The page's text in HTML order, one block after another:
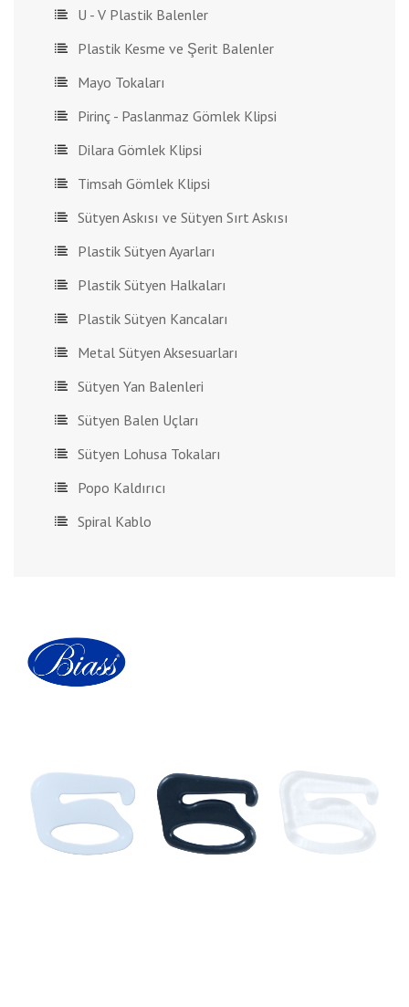
U - V Plastik Balenler
Plastik Kesme ve Şerit Balenler
Mayo Tokaları
Pirinç - Paslanmaz Gömlek Klipsi
Dilara Gömlek Klipsi
Timsah Gömlek Klipsi
Sütyen Askısı ve Sütyen Sırt Askısı
Plastik Sütyen Ayarları
Plastik Sütyen Halkaları
Plastik Sütyen Kancaları
Metal Sütyen Aksesuarları
Sütyen Yan Balenleri
Sütyen Balen Uçları
Sütyen Lohusa Tokaları
Popo Kaldırıcı
Spiral Kablo